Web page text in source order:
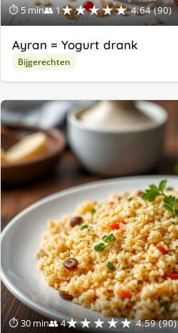
⏱ 5 min👥 1★★★★★ 4.64 (90)
Ayran = Yogurt drank
Bijgerechten
⏱ 30 min👥 4★★★★★ 4.59 (90)